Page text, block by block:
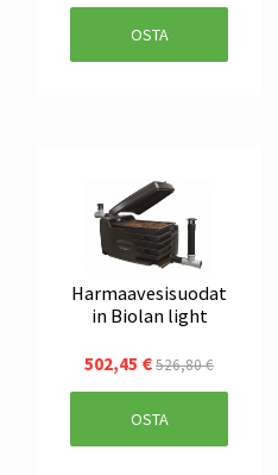
OSTA
Harmaavesisuodat
in Biolan light
502,45 €526,80 €
OSTA